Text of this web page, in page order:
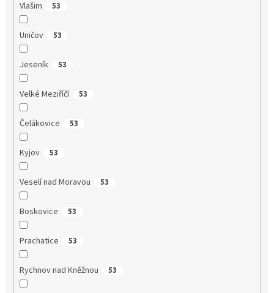
Vlašim 53
Uničov 53
Jeseník 53
Velké Meziříčí 53
Čelákovice 53
Kyjov 53
Veselí nad Moravou 53
Boskovice 53
Prachatice 53
Rychnov nad Kněžnou 53